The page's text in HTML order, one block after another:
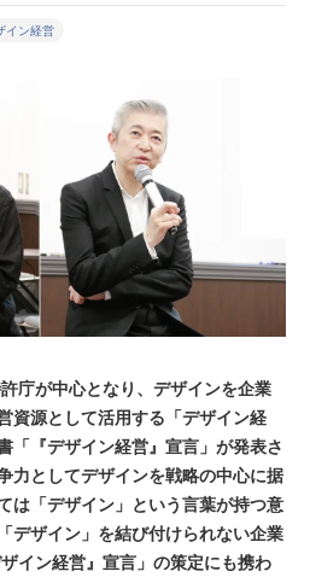
イン経営
庁が中心となり、デザインを企業
資源として活用する「デザイン経
「『デザイン経営』宣言」が発表さ
力としてデザインを戦略の中心に据
は「デザイン」という言葉が持つ意
デザイン」を結び付けられない企業
イン経営』宣言」の策定にも携わ